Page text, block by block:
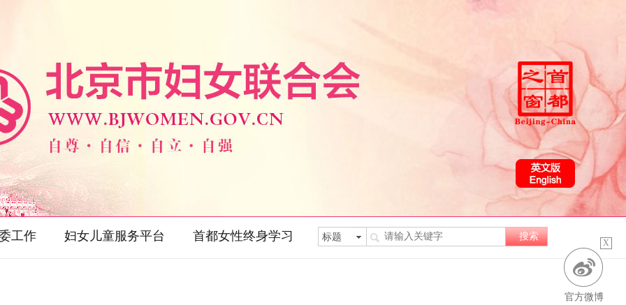
工作 妇女儿童服务平台 首都女性终身学习
官方微博
X